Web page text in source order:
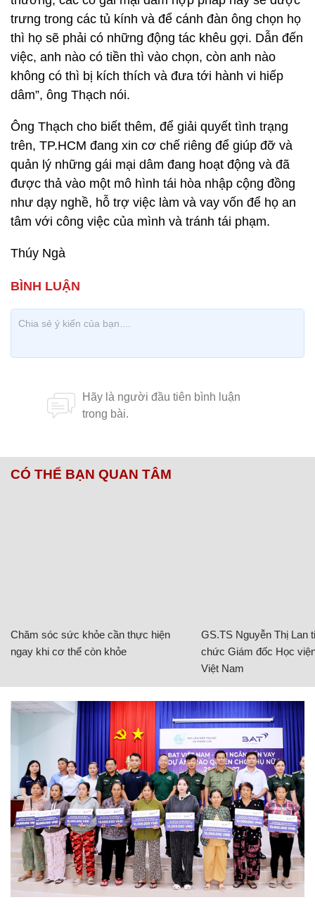
trưng trong các tủ kính và để cánh đàn ông chọn họ
thì họ sẽ phải có những động tác khêu gợi. Dẫn đến
việc, anh nào có tiền thì vào chọn, còn anh nào
không có thì bị kích thích và đưa tới hành vi hiếp
dâm”, ông Thạch nói.
Ông Thạch cho biết thêm, để giải quyết tình trạng
trên, TP.HCM đang xin cơ chế riêng để giúp đỡ và
quản lý những gái mại dâm đang hoạt động và đã
được thả vào một mô hình tái hòa nhập cộng đồng
như dạy nghề, hỗ trợ việc làm và vay vốn để họ an
tâm với công việc của mình và tránh tái phạm.
Thúy Ngà
CÓ THỂ BẠN QUAN TÂM
Chăm sóc sức khỏe cần thực hiện
ngay khi cơ thể còn khỏe
GS.TS Nguyễn Thị Lan
chức Giám đốc Học
Việt Nam